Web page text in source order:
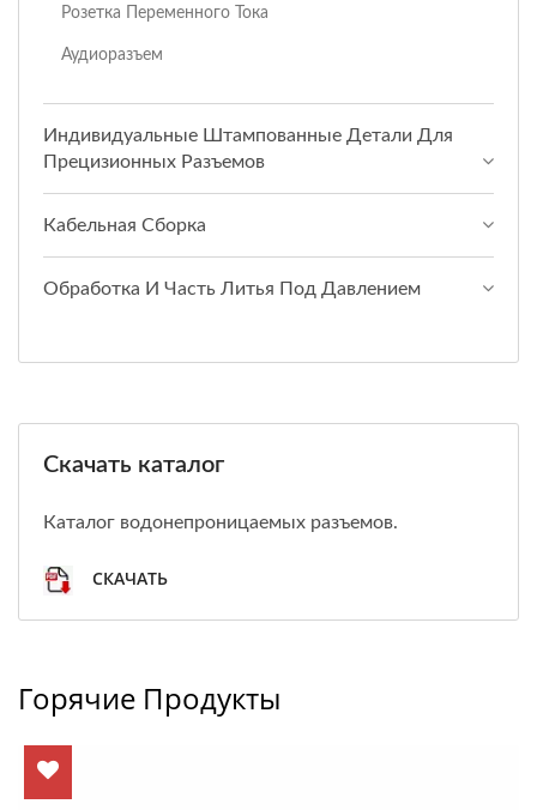
Розетка Переменного Тока
Аудиоразъем
Индивидуальные Штампованные Детали Для
Прецизионных Разъемов
Кабельная Сборка
Обработка И Часть Литья Под Давлением
Скачать каталог
Каталог водонепроницаемых разъемов.
СКАЧАТЬ
Горячие Продукты